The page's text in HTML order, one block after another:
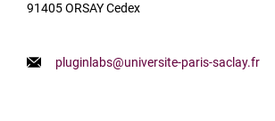
91405 ORSAY Cedex
pluginlabs@universite-paris-saclay.fr